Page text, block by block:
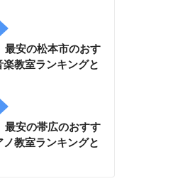
最安の松本市のおす
教室ランキングと
最安の帯広のおすす
教室ランキングと